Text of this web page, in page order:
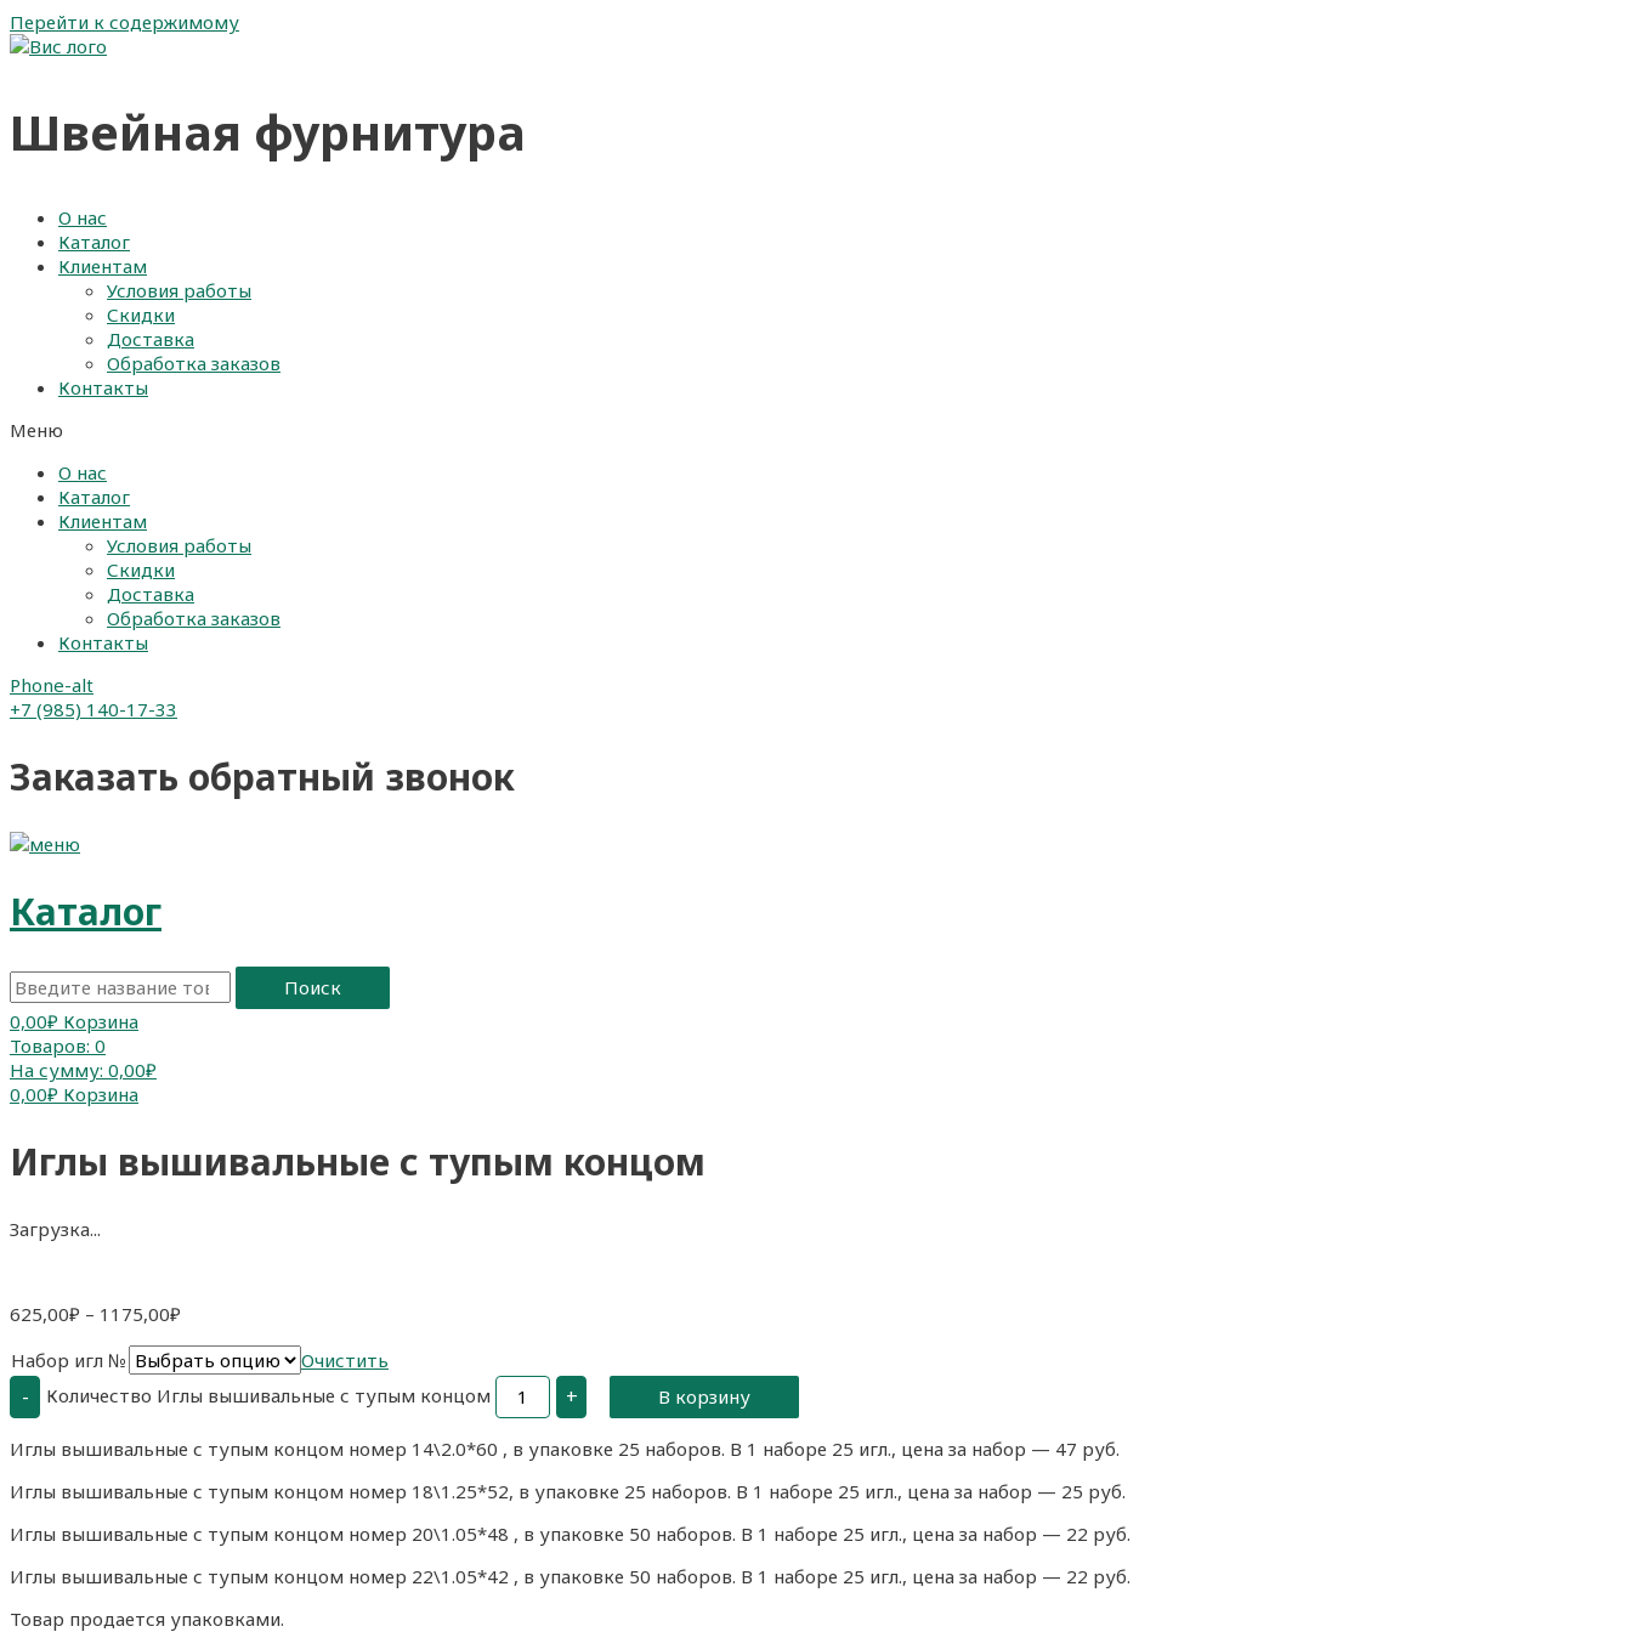
Перейти к содержимому
Швейная фурнитура
О нас
Каталог
Клиентам
Условия работы
Скидки
Доставка
Обработка заказов
Контакты
Меню
О нас
Каталог
Клиентам
Условия работы
Скидки
Доставка
Обработка заказов
Контакты
Phone-alt
+7 (985) 140-17-33
Заказать обратный звонок
Каталог
Поиск
0,00₽ Корзина
Товаров: 0
На сумму: 0,00₽
0,00₽ Корзина
Иглы вышивальные с тупым концом
Загрузка...
625,00₽ – 1175,00₽
Набор игл №
Очистить
- Количество Иглы вышивальные с тупым концом + В корзину
Иглы вышивальные с тупым концом номер 14\2.0*60 , в упаковке 25 наборов. В 1 наборе 25 игл., цена за набор — 47 руб.
Иглы вышивальные с тупым концом номер 18\1.25*52, в упаковке 25 наборов. В 1 наборе 25 игл., цена за набор — 25 руб.
Иглы вышивальные с тупым концом номер 20\1.05*48 , в упаковке 50 наборов. В 1 наборе 25 игл., цена за набор — 22 руб.
Иглы вышивальные с тупым концом номер 22\1.05*42 , в упаковке 50 наборов. В 1 наборе 25 игл., цена за набор — 22 руб.
Товар продается упаковками.